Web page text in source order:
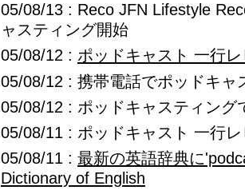
05/08/13 : Reco JFN Lifestyle
ャスティング開始
05/08/12 : ポッドキャスト 一行
05/08/12 : 携帯電話でポッドキャ
05/08/12 : ポッドキャスティング
05/08/11 : ポッドキャスト 一行
05/08/11 : 最新の英語辞典に
Dictionary of English